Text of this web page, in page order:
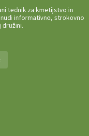
tednik za kmetijstvo in
informativno, strokovno